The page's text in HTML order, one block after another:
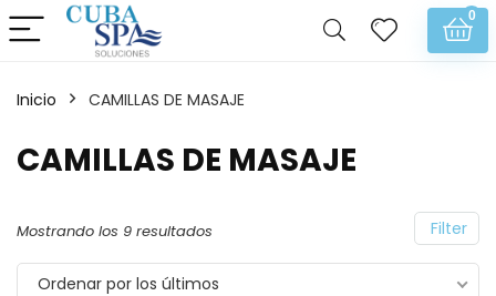
0
Inicio CAMILLAS DE MASAJE
CAMILLAS DE MASAJE
Filter
Mostrando los 9 resultados
Ordenar por los últimos